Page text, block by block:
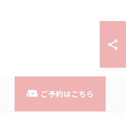
ご予約はこちら